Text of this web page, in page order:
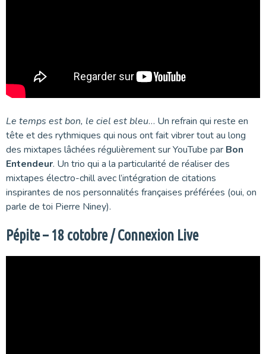
Le temps est bon, le ciel est bleu… Un refrain qui reste en
tête et des rythmiques qui nous ont fait vibrer tout au long
des mixtapes lâchées régulièrement sur YouTube par Bon
Entendeur. Un trio qui a la particularité de réaliser des
mixtapes électro-chill avec l’intégration de citations
inspirantes de nos personnalités françaises préférées (oui, on
parle de toi Pierre Niney).
Pépite – 18 cotobre / Connexion Live